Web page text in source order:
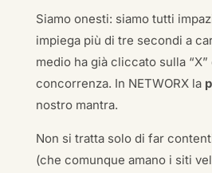
Siamo onesti: siamo tutti
impiega più di tre secondi a
medio ha già cliccato sulla
concorrenza. In NETWORX la
nostro mantra.
Non si tratta solo di far
(che comunque amano i siti